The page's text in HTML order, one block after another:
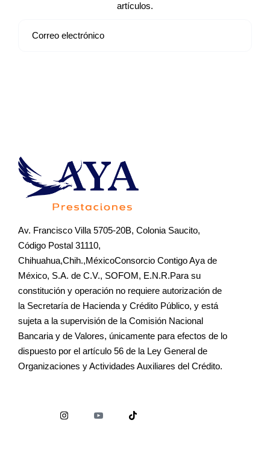
artículos.
Av. Francisco Villa 5705-20B, Colonia Saucito,
Código Postal 31110,
Chihuahua,Chih.,MéxicoConsorcio Contigo Aya de
México, S.A. de C.V., SOFOM, E.N.R.Para su
constitución y operación no requiere autorización de
la Secretaría de Hacienda y Crédito Público, y está
sujeta a la supervisión de la Comisión Nacional
Bancaria y de Valores, únicamente para efectos de lo
dispuesto por el artículo 56 de la Ley General de
Organizaciones y Actividades Auxiliares del Crédito.